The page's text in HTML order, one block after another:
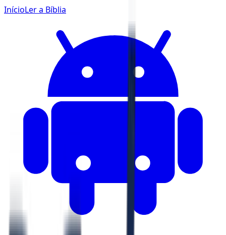
InícioLer a Bíblia